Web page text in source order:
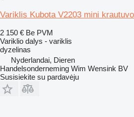
Variklis Kubota V2203 mini
2 150 € Be PVM
Variklio dalys - variklis
dyzelinas
Nyderlandai, Dieren
Handelsonderneming Wim Wensink BV
Susisiekite su pardavėju